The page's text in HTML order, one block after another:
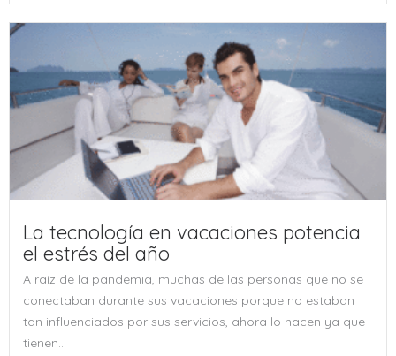
La tecnología en vacaciones potencia
el estrés del año
A raíz de la pandemia, muchas de las personas que no se
conectaban durante sus vacaciones porque no estaban
tan influenciados por sus servicios, ahora lo hacen ya que
tienen...